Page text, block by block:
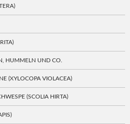
HUMMELN UND CO.
(XYLOCOPA VIOLACEA)
(SCOLIA HIRTA)